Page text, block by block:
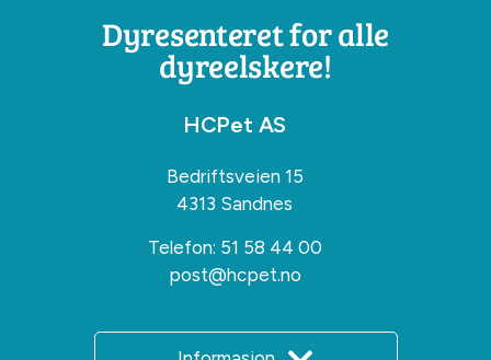
Dyresenteret for alle
dyreelskere!
HCPet AS
Bedriftsveien 15
4313 Sandnes
Telefon: 51 58 44 00
post@hcpet.no